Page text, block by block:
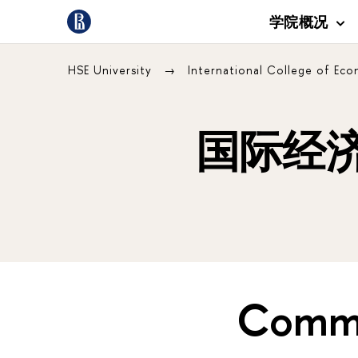
学院概况
HSE University International College of
国际经